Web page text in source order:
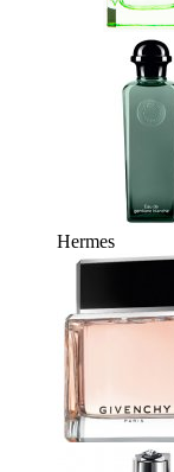
Hermes